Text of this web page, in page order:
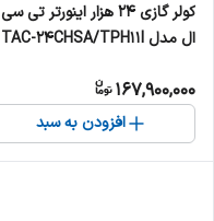
کولر گازی 24 هزار اینورتر تی سی
ال مدل TAC-24CHSA/TPH11I
167,900,000
افزودن به سبد